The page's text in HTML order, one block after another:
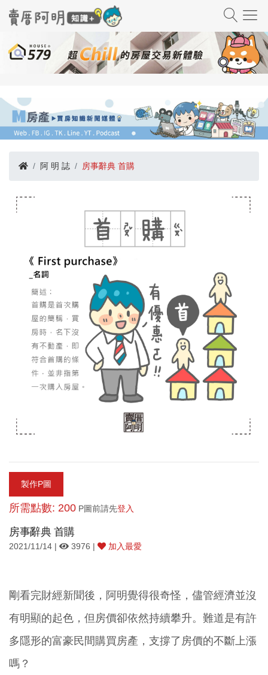
阿 明 誌 房事辭典 首購
製作P圖
所需點數: 200 P圖前請先登入
房事辭典 首購
2021/11/14 | 3976 | 加入最愛
剛看完財經新聞後，阿明覺得很奇怪，儘管經濟並沒
有明顯的起色，但房價卻依然持續攀升。難道是有許
多隱形的富豪民間購買房產，支撐了房價的不斷上漲
嗎？